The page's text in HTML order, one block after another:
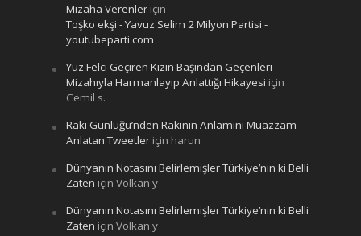
Mizaha Verenleriçin
Toşko ekşi - Yavuz Selim 2 Milyon Partisi -
youtubeparti.com
Yüz Felci Geçiren Kızın Başından Geçenleri
Mizahıyla Harmanlayıp Anlattığı Hikayesi için
Cemil s.
Rakı Günlüğü’nden Rakının Anlamını Muazzam
Anlatan Tweetleriçin harun
Dünyanın Notasını Belirlemişler Türkiye’nin ki Belli
Zaten için Volkan y
Dünyanın Notasını Belirlemişler Türkiye’nin ki Belli
Zaten için Volkan y